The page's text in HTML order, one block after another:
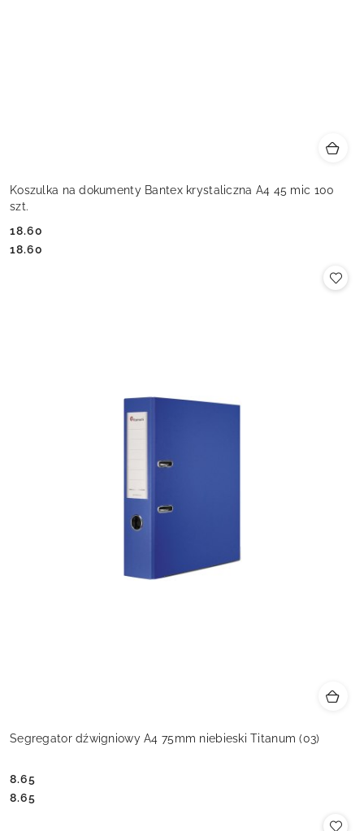
Koszulka na dokumenty Bantex krystaliczna A4 45 mic 100
szt.
Cena:
18.60
Cena:
18.60
Segregator dźwigniowy A4 75mm niebieski Titanum (03)
Cena:
8.65
Cena:
8.65